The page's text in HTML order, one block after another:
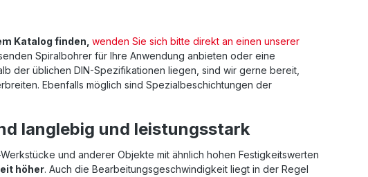
Katalog finden, wenden Sie sich bitte direkt an einen unserer
Spiralbohrer für Ihre Anwendung anbieten oder eine
der üblichen DIN-Spezifikationen liegen, sind wir gerne bereit,
Ebenfalls möglich sind Spezialbeschichtungen der
langlebig und leistungsstark
und anderer Objekte mit ähnlich hohen Festigkeitswerten
höher. Auch die Bearbeitungsgeschwindigkeit liegt in der Regel